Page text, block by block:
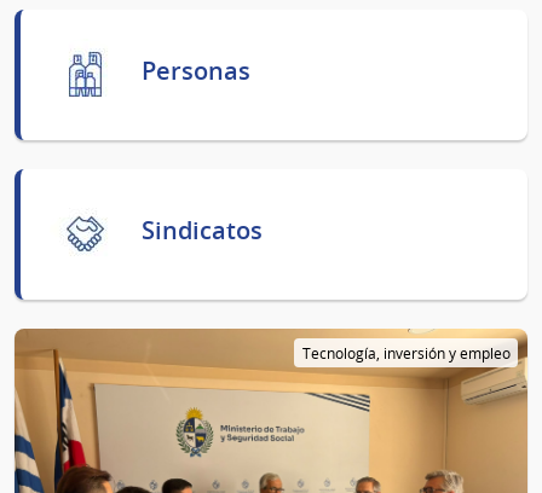
Personas
Sindicatos
Tecnología, inversión y empleo